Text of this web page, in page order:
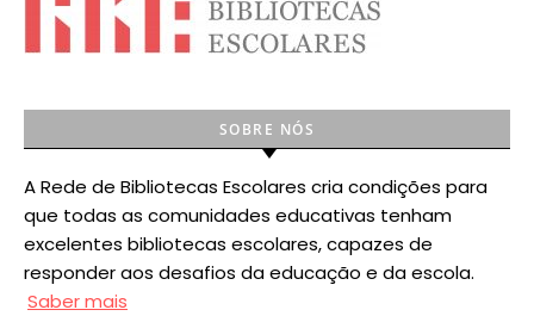
SOBRE NÓS
A Rede de Bibliotecas Escolares cria condições para
que todas as comunidades educativas tenham
excelentes bibliotecas escolares, capazes de
responder aos desafios da educação e da escola.
Saber mais